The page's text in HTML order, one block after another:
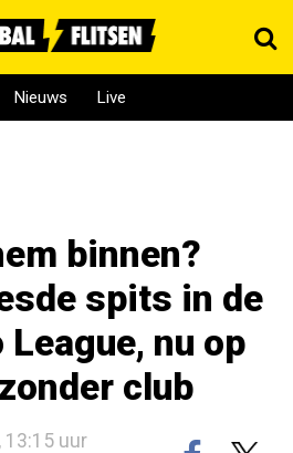
Nieuws Live
binnen?
spits in de
nu op
club
13:15 uur